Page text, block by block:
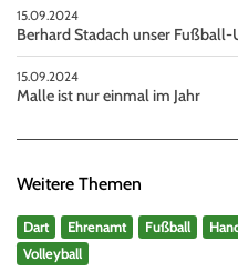
15.09.2024
Berhard Stadach unser Fußball-
15.09.2024
Malle ist nur einmal im Jahr
Weitere Themen
Dart Ehrenamt Fußball
Volleyball